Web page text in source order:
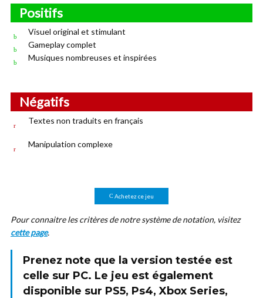
Positifs
Visuel original et stimulant
Gameplay complet
Musiques nombreuses et inspirées
Négatifs
Textes non traduits en français
Manipulation complexe
Achetez ce jeu
Pour connaitre les critères de notre système de notation, visitez
cette page.
Prenez note que la version testée est
celle sur PC. Le jeu est également
disponible sur PS5, Ps4, Xbox Series,